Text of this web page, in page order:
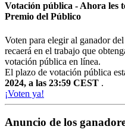
Votación pública - Ahora les
Premio del Público
Voten para elegir al ganador
recaerá en el trabajo que
votación pública en línea.
El plazo de votación pública
2024, a las 23:59 CEST .
¡Voten ya!
Anuncio de los